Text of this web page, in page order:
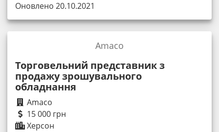
Оновлено 20.10.2021
Торговельний представник з
продажу зрошувального
обладнання
Amaco
15 000 грн
Херсон
Amaco